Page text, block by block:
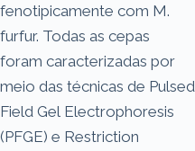
fenotipicamente com M.
furfur. Todas as cepas
foram caracterizadas por
meio das técnicas de Pulsed
Field Gel Electrophoresis
(PFGE) e Restriction